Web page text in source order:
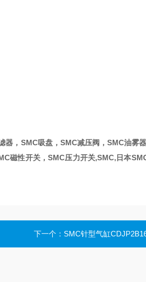
器，SMC吸盘，SMC减压阀，SMC油雾
磁性开关，SMC压力开关,SMC,日本
下一个： SMC针型气缸